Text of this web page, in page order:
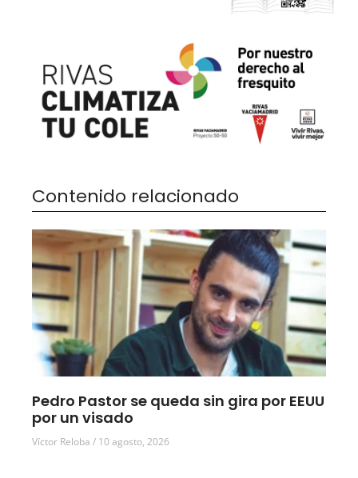
Contenido relacionado
Pedro Pastor se queda sin gira por EEUU
por un visado
Víctor Reloba 10 agosto, 2026